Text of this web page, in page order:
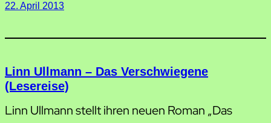
22. April 2013
Linn Ullmann – Das Verschwiegene
(Lesereise)
Linn Ullmann stellt ihren neuen Roman „Das